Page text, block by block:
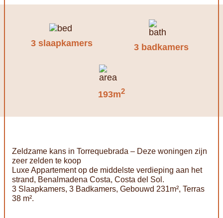
3 slaapkamers 3 badkamers
193m2
Zeldzame kans in Torrequebrada – Deze woningen zijn
zeer zelden te koop
Luxe Appartement op de middelste verdieping aan het
strand, Benalmadena Costa, Costa del Sol.
3 Slaapkamers, 3 Badkamers, Gebouwd 231m², Terras
38 m².